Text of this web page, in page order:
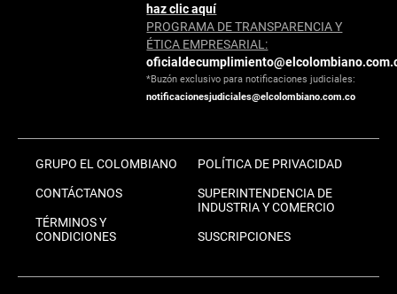
haz clic aquí
PROGRAMA DE TRANSPARENCIA Y
ÉTICA EMPRESARIAL:
*Buzón exclusivo para notificaciones judiciales:
notificacionesjudiciales@elcolombiano.com.co
GRUPO EL COLOMBIANO
CONTÁCTANOS
TÉRMINOS Y
CONDICIONES
POLÍTICA DE PRIVACIDAD
SUPERINTENDENCIA DE
INDUSTRIA Y COMERCIO
SUSCRIPCIONES